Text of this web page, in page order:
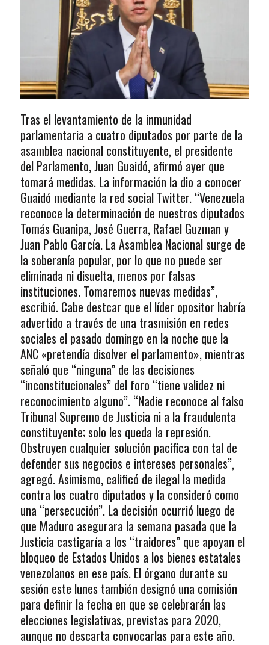
Tras el levantamiento de la inmunidad
parlamentaria a cuatro diputados por parte de la
asamblea nacional constituyente, el presidente
del Parlamento, Juan Guaidó, afirmó ayer que
tomará medidas. La información la dio a conocer
Guaidó mediante la red social Twitter. “Venezuela
reconoce la determinación de nuestros diputados
Tomás Guanipa, José Guerra, Rafael Guzman y
Juan Pablo García. La Asamblea Nacional surge de
la soberanía popular, por lo que no puede ser
eliminada ni disuelta, menos por falsas
instituciones. Tomaremos nuevas medidas”,
escribió. Cabe destcar que el líder opositor habría
advertido a través de una trasmisión en redes
sociales el pasado domingo en la noche que la
ANC «pretendía disolver el parlamento», mientras
señaló que “ninguna” de las decisiones
“inconstitucionales” del foro “tiene validez ni
reconocimiento alguno”. “Nadie reconoce al falso
Tribunal Supremo de Justicia ni a la fraudulenta
constituyente; solo les queda la represión.
Obstruyen cualquier solución pacífica con tal de
defender sus negocios e intereses personales”,
agregó. Asimismo, calificó de ilegal la medida
contra los cuatro diputados y la consideró como
una “persecución”. La decisión ocurrió luego de
que Maduro asegurara la semana pasada que la
Justicia castigaría a los “traidores” que apoyan el
bloqueo de Estados Unidos a los bienes estatales
venezolanos en ese país. El órgano durante su
sesión este lunes también designó una comisión
para definir la fecha en que se celebrarán las
elecciones legislativas, previstas para 2020,
aunque no descarta convocarlas para este año.